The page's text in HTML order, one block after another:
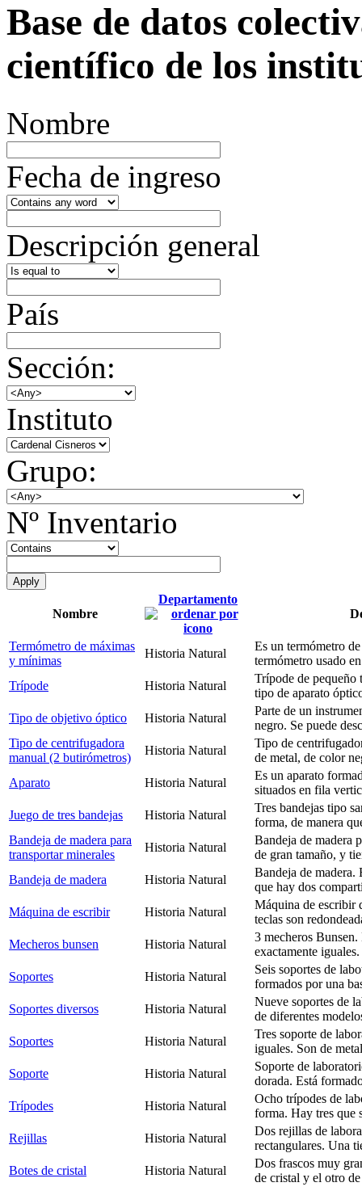
Base de datos
científico de los
Nombre
Fecha de ingreso
Descripción general
País
Sección:
Instituto
Grupo:
Nº Inventario
Nombre
Departamento
Termómetro de máximas
y mínimas
Historia Natural
Es un termómetro
termómetro usado
Trípode
Historia Natural
Trípode de pequeño
tipo de aparato
Tipo de objetivo óptico
Historia Natural
Parte de un
negro. Se puede
Tipo de centrifugadora
manual (2 butirómetros)
Historia Natural
Tipo de
de metal, de color
Aparato
Historia Natural
Es un aparato
situados en fila
Juego de tres bandejas
Historia Natural
Tres bandejas tipo
forma, de manera
Bandeja de madera para
transportar minerales
Historia Natural
Bandeja de madera
de gran tamaño, y
Bandeja de madera
Historia Natural
Bandeja de
que hay dos
Máquina de escribir
Historia Natural
Máquina de escribir
teclas son
Mecheros bunsen
Historia Natural
3 mecheros
exactamente
Soportes
Historia Natural
Seis soportes de
formados por una
Soportes diversos
Historia Natural
Nueve soportes de
de diferentes
Soportes
Historia Natural
Tres soporte de
iguales. Son de
Soporte
Historia Natural
Soporte de
dorada. Está
Trípodes
Historia Natural
Ocho trípodes de
forma. Hay tres que
Rejillas
Historia Natural
Dos rejillas de
rectangulares. Una
Botes de cristal
Historia Natural
Dos frascos muy
de cristal y el otro